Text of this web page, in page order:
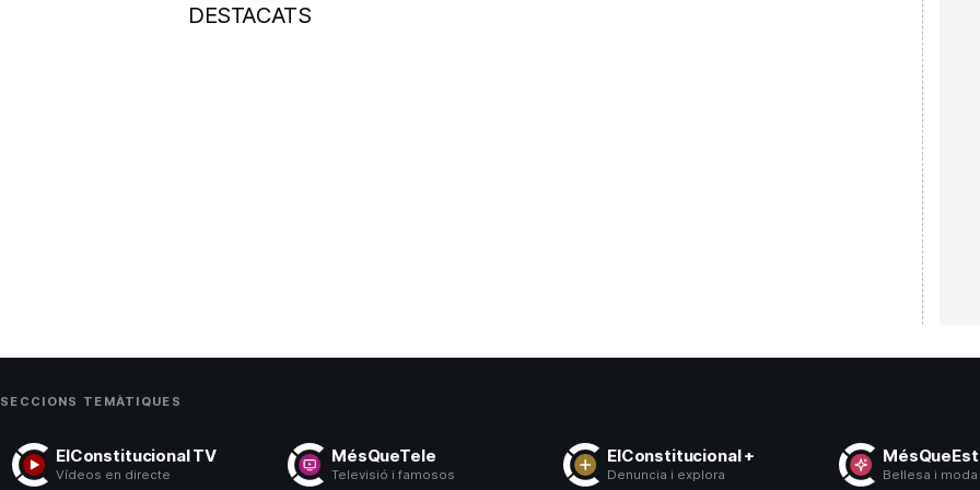
DESTACATS
SECCIONS TEMÀTIQUES
ElConstitucional TV
Vídeos en directe
MésQueTele
Televisió i famosos
ElConstitucional +
Denuncia i explora Bellesa i moda